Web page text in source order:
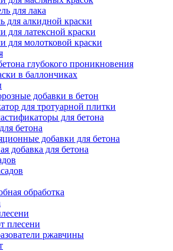
для лака
для алкидной краски
для латексной краски
для молотковой краски
глубокого проникновения
в баллончиках
добавки в бетон
для тротуарной плитки
для бетона
бетона
добавки для бетона
добавка для бетона
обработка
плесени
ржавчины